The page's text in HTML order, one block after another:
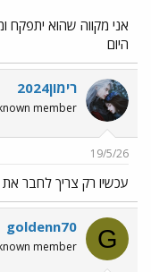
אני מקווה שהוא יתפקח
היום
רימון2024
member
19/5/26
עכשיו רק צריך לחבר את
G
goldenn70
member